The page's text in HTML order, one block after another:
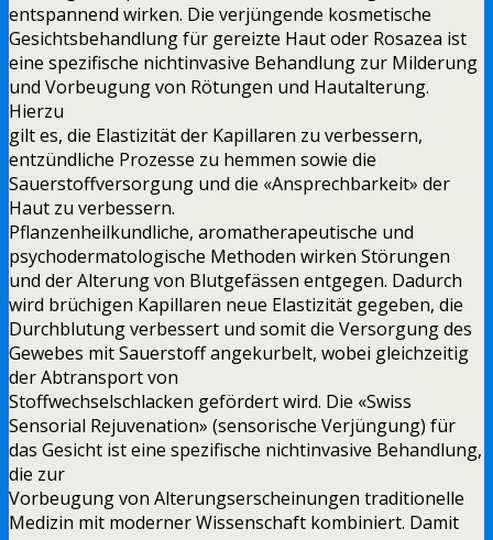
entspannend wirken. Die verjüngende kosmetische
Gesichtsbehandlung für gereizte Haut oder Rosazea ist
eine spezifische nichtinvasive Behandlung zur Milderung
und Vorbeugung von Rötungen und Hautalterung.
Hierzu
gilt es, die Elastizität der Kapillaren zu verbessern,
entzündliche Prozesse zu hemmen sowie die
Sauerstoffversorgung und die «Ansprechbarkeit» der
Haut zu verbessern.
Pflanzenheilkundliche, aromatherapeutische und
psychodermatologische Methoden wirken Störungen
und der Alterung von Blutgefässen entgegen. Dadurch
wird brüchigen Kapillaren neue Elastizität gegeben, die
Durchblutung verbessert und somit die Versorgung des
Gewebes mit Sauerstoff angekurbelt, wobei gleichzeitig
der Abtransport von
Stoffwechselschlacken gefördert wird. Die «Swiss
Sensorial Rejuvenation» (sensorische Verjüngung) für
das Gesicht ist eine spezifische nichtinvasive Behandlung,
die zur
Vorbeugung von Alterungserscheinungen traditionelle
Medizin mit moderner Wissenschaft kombiniert. Damit